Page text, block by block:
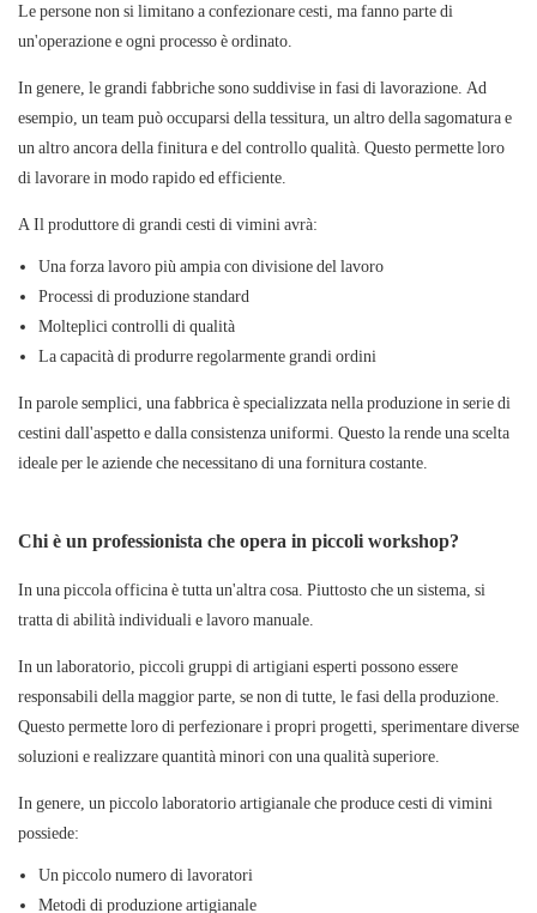
Le persone non si limitano a confezionare cesti, ma fanno parte di
un'operazione e ogni processo è ordinato.
In genere, le grandi fabbriche sono suddivise in fasi di lavorazione. Ad
esempio, un team può occuparsi della tessitura, un altro della sagomatura e
un altro ancora della finitura e del controllo qualità. Questo permette loro
di lavorare in modo rapido ed efficiente.
A Il produttore di grandi cesti di vimini avrà:
Una forza lavoro più ampia con divisione del lavoro
Processi di produzione standard
Molteplici controlli di qualità
La capacità di produrre regolarmente grandi ordini
In parole semplici, una fabbrica è specializzata nella produzione in serie di
cestini dall'aspetto e dalla consistenza uniformi. Questo la rende una scelta
ideale per le aziende che necessitano di una fornitura costante.
Chi è un professionista che opera in piccoli workshop?
In una piccola officina è tutta un'altra cosa. Piuttosto che un sistema, si
tratta di abilità individuali e lavoro manuale.
In un laboratorio, piccoli gruppi di artigiani esperti possono essere
responsabili della maggior parte, se non di tutte, le fasi della produzione.
Questo permette loro di perfezionare i propri progetti, sperimentare diverse
soluzioni e realizzare quantità minori con una qualità superiore.
In genere, un piccolo laboratorio artigianale che produce cesti di vimini
possiede:
Un piccolo numero di lavoratori
Metodi di produzione artigianale